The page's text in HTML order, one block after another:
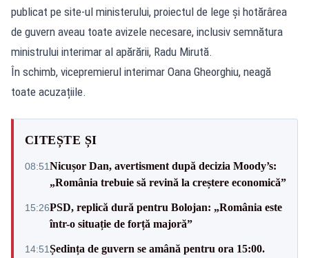
publicat pe site-ul ministerului, proiectul de lege și hotărârea
de guvern aveau toate avizele necesare, inclusiv semnătura
ministrului interimar al apărării, Radu Mirută.
În schimb, vicepremierul interimar Oana Gheorghiu, neagă
toate acuzațiile.
CITEȘTE ȘI
08:51Nicușor Dan, avertisment după decizia Moody’s:
„România trebuie să revină la creștere economică”
15:26PSD, replică dură pentru Bolojan: „România este
într-o situație de forță majoră”
14:51Ședința de guvern se amână pentru ora 15:00.